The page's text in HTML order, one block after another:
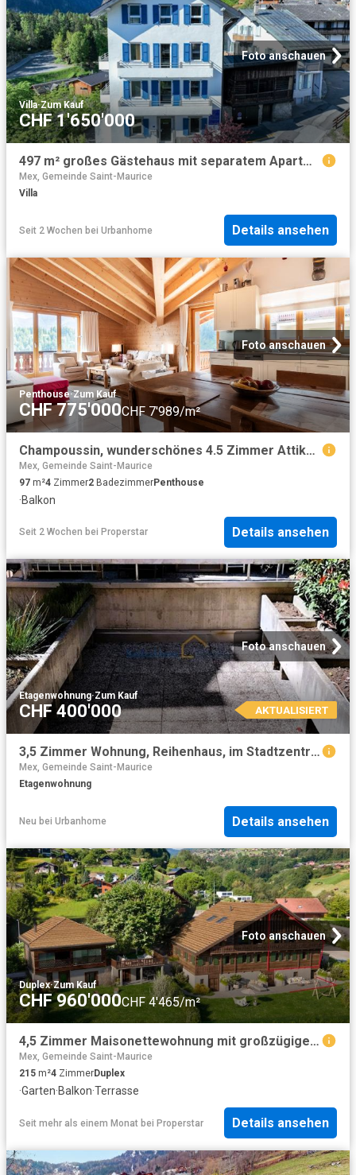
Foto anschauen
Villa·Zum Kauf
CHF 1'650'000
497 m² großes Gästehaus mit separatem Apartment
Mex, Gemeinde Saint-Maurice
Villa
Seit 2 Wochen bei Urbanhome Details ansehen
Foto anschauen
Penthouse·Zum Kauf
CHF 775'000CHF 7'989/m²
Champoussin, wunderschönes 4.5 Zimmer Attikageschoss
Mex, Gemeinde Saint-Maurice
97 m²4 Zimmer2 BadezimmerPenthouse
·Balkon
Seit 2 Wochen bei Properstar Details ansehen
Foto anschauen
Etagenwohnung·Zum Kauf
CHF 400'000 AKTUALISIERT
3,5 Zimmer Wohnung, Reihenhaus, im Stadtzentrum
Mex, Gemeinde Saint-Maurice
Etagenwohnung
Neu bei Urbanhome Details ansehen
Foto anschauen
Duplex·Zum Kauf
CHF 960'000CHF 4'465/m²
4,5 Zimmer Maisonettewohnung mit großzügigen Räumlichkeiten
Mex, Gemeinde Saint-Maurice
215 m²4 ZimmerDuplex
·Garten·Balkon·Terrasse
Seit mehr als einem Monat bei Properstar Details ansehen